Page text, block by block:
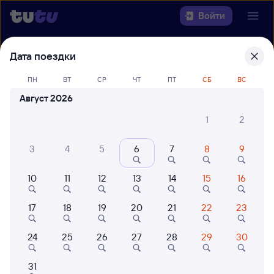
Войти
Выберите день, чтобы найти
билеты Смоленск Центральный —
Черняховск
42 млн путешествуют с
Когда
Кто едет
Дата поездки
ПН ВТ СР ЧТ ПТ СБ ВС
Август 2026
1
2
3 4 5 6 7 8 9
10 11 12 13 14 15 16
17 18 19 20 21 22 23
24 25 26 27 28 29 30
31